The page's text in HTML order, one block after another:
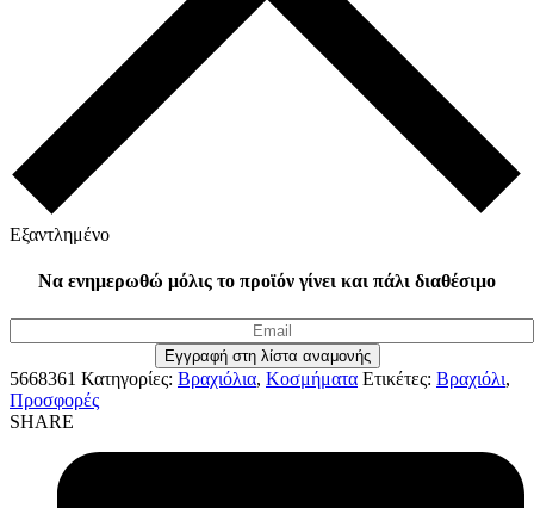
Εξαντλημένο
Να ενημερωθώ μόλις το προϊόν γίνει και πάλι διαθέσιμο
5668361 Κατηγορίες: Βραχιόλια, Κοσμήματα Ετικέτες: Βραχιόλι,
Προσφορές
SHARE